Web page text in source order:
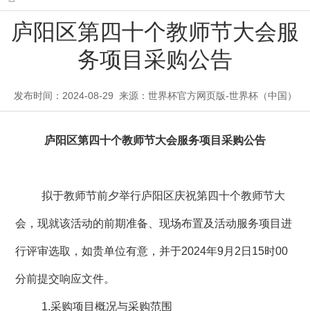
庐阳区第四十个教师节大会服
务项目采购公告
发布时间：2024-08-29 来源：世界杯官方网页版-世界杯（中国）
庐阳区第四十个教师节大会服务项目采购公告
拟于教师节前夕举行庐阳区庆祝第四十个教师节大
会，现就该活动的前期准备、现场布置及活动服务项目进
行评审选取，如贵单位有意，并于2024年9月 2 日 15时00
分前提交响应文件。
1.采购项目概况与采购范围